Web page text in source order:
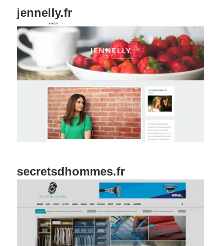
jennelly.fr
secretsdhommes.fr